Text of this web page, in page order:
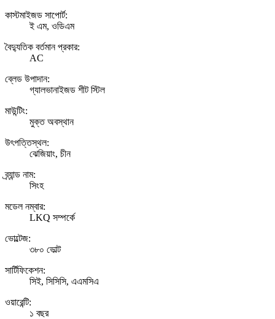
কাস্টমাইজড সাপোর্ট:
ই এম, ওডিএম
বৈদ্যুতিক বর্তমান প্রকার:
AC
ব্লেড উপাদান:
গ্যালভানাইজড শীট স্টিল
মাউন্টিং:
মুক্ত অবস্থান
উৎপত্তিস্থল:
ঝেজিয়াং, চীন
ব্র্যান্ড নাম:
সিংহ
মডেল নম্বার:
LKQ সম্পর্কে
ভোল্টেজ:
৩৮০ ভোল্ট
সার্টিফিকেশন:
সিই, সিসিসি, এএমসিএ
ওয়ারেন্টি:
১ বছর